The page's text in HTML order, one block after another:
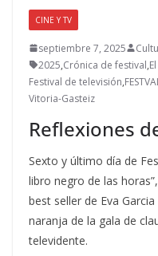
CINE Y TV
septiembre 7, 2025
2025,Crónica de festival,
Festival de televisión,
Vitoria-Gasteiz
Reflexiones
Sexto y último día de
libro negro de las
best seller de Eva
naranja de la gala de
televidente.